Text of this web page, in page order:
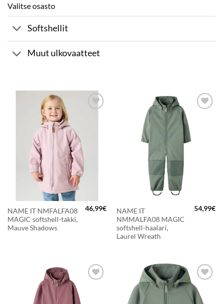
Valitse osasto
Softshellit
Muut ulkovaatteet
LISÄÄ
SUOSIKKEIHIN
NAME IT NMFALFA08
MAGIC softshell-takki,
Mauve Shadows
46,99€
LISÄÄ
SUOSIKKEIHIN
NAME IT
NMMALFA08 MAGIC
softshell-haalari,
Laurel Wreath
54,99€
LISÄÄ
SUOSIKKEIHIN
LISÄÄ
SUOSIKKEIHIN